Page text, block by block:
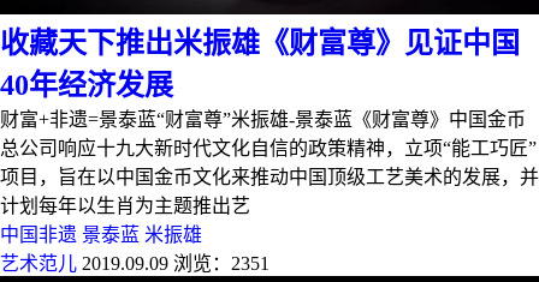
收藏天下推出米振雄《财富尊》见证中国
40年经济发展
财富+非遗=景泰蓝“财富尊”米振雄-景泰蓝《财富尊》中国金币
总公司响应十九大新时代文化自信的政策精神，立项“能工巧匠”
项目，旨在以中国金币文化来推动中国顶级工艺美术的发展，并
计划每年以生肖为主题推出艺
中国非遗 景泰蓝 米振雄
艺术范儿 2019.09.09 浏览：2351